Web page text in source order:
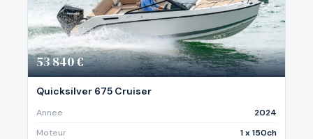
53 840 €
Quicksilver 675 Cruiser
Annee
2024
Moteur
1 x 150ch